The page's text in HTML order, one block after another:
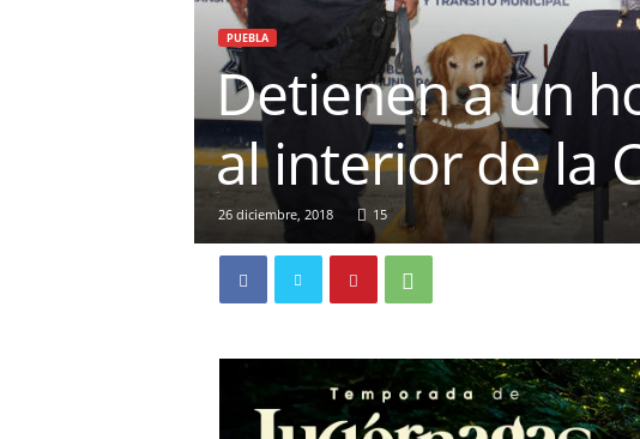
PUEBLA
Detienen a un
al interior de la
26 diciembre, 2018 15